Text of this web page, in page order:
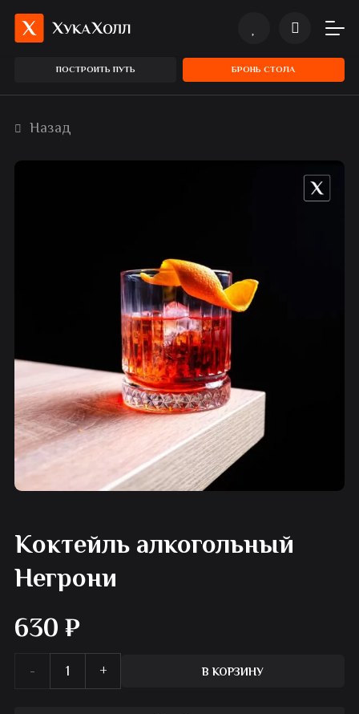
ПОСТРОИТЬ ПУТЬ БРОНЬ СТОЛА
Назад
Коктейль алкогольный
Негрони
630 ₽
Количество В КОРЗИНУ